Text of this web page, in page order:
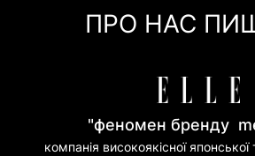
Покупка частинами (Моно Банк)
ПРО НАС
"феномен бренду
компанія високоякісної